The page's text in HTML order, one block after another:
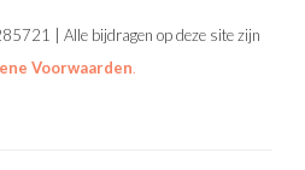
| Alle bijdragen op deze site zijn
Voorwaarden.